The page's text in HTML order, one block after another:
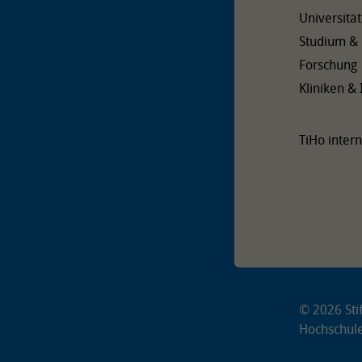
Universität
Studium &
Forschung
Kliniken &
TiHo intern
© 2026